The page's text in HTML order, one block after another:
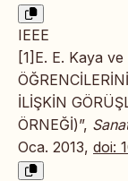
IEEE
[1]E. E. Kaya
İLİŞKİN
ÖRNEĞİ)”,
Oca. 2013, doi: